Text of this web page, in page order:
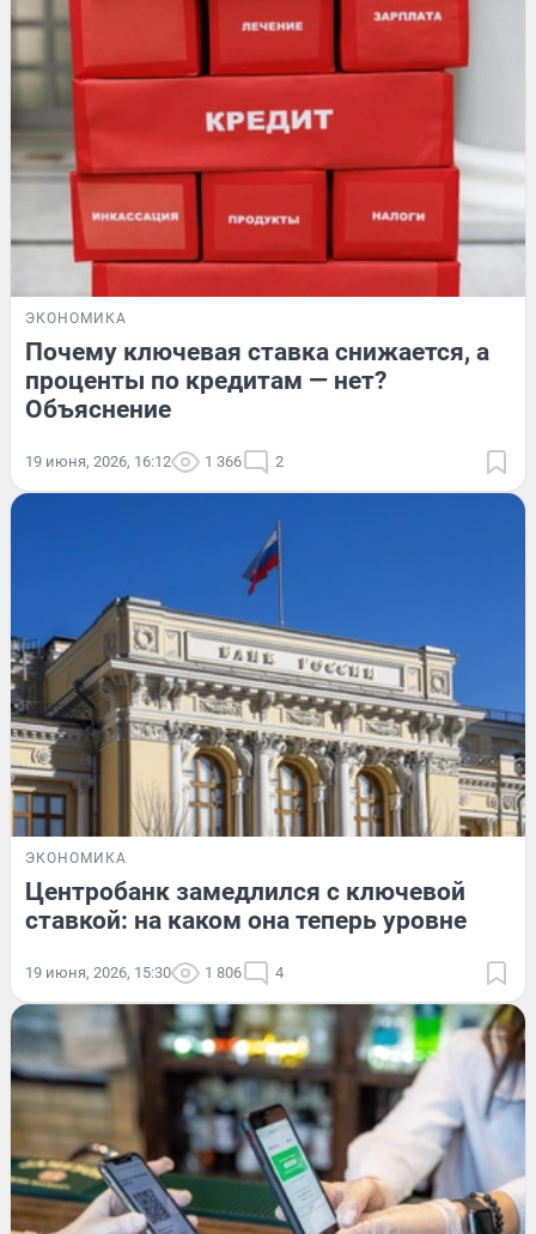
ЭКОНОМИКА
Почему ключевая ставка снижается, а
проценты по кредитам — нет?
Объяснение
19 июня, 2026, 16:12 1 366 2
ЭКОНОМИКА
Центробанк замедлился с ключевой
ставкой: на каком она теперь уровне
19 июня, 2026, 15:30 1 806 4